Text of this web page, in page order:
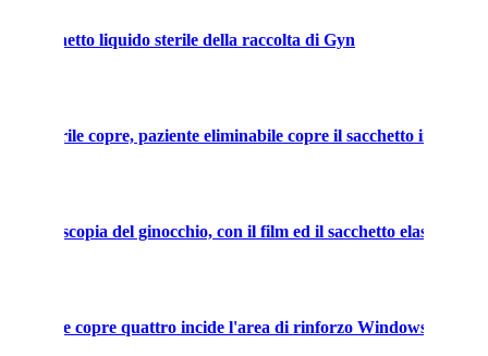
il sacchetto liquido sterile della raccolta di Gyn
sterile copre, paziente eliminabile copre il sacchetto incide il
artroscopia del ginocchio, con il film ed il sacchetto elastici.
copre quattro incide l'area di rinforzo Windows